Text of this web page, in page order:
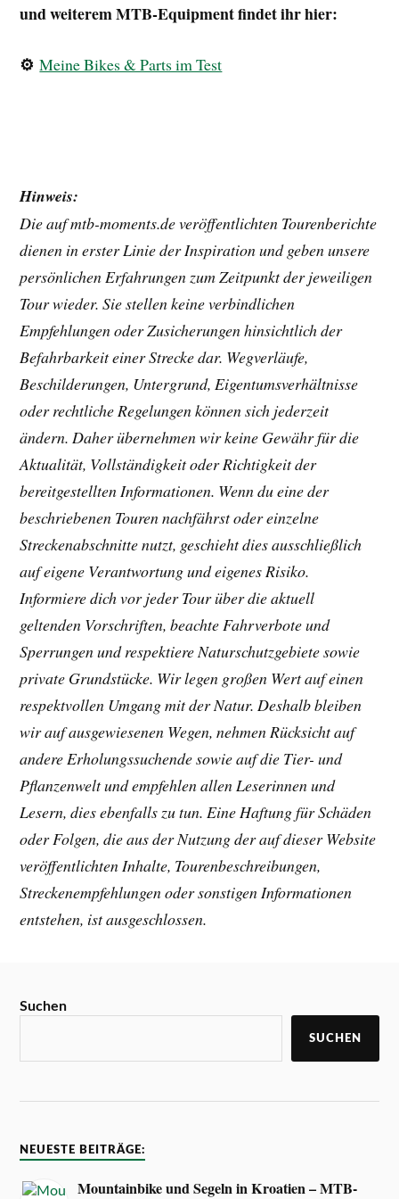
und weiterem MTB-Equipment findet ihr hier:
⚙️ Meine Bikes & Parts im Test
Hinweis:
Die auf mtb-moments.de veröffentlichten Tourenberichte
dienen in erster Linie der Inspiration und geben unsere
persönlichen Erfahrungen zum Zeitpunkt der jeweiligen
Tour wieder. Sie stellen keine verbindlichen
Empfehlungen oder Zusicherungen hinsichtlich der
Befahrbarkeit einer Strecke dar. Wegverläufe,
Beschilderungen, Untergrund, Eigentumsverhältnisse
oder rechtliche Regelungen können sich jederzeit
ändern. Daher übernehmen wir keine Gewähr für die
Aktualität, Vollständigkeit oder Richtigkeit der
bereitgestellten Informationen. Wenn du eine der
beschriebenen Touren nachfährst oder einzelne
Streckenabschnitte nutzt, geschieht dies ausschließlich
auf eigene Verantwortung und eigenes Risiko.
Informiere dich vor jeder Tour über die aktuell
geltenden Vorschriften, beachte Fahrverbote und
Sperrungen und respektiere Naturschutzgebiete sowie
private Grundstücke. Wir legen großen Wert auf einen
respektvollen Umgang mit der Natur. Deshalb bleiben
wir auf ausgewiesenen Wegen, nehmen Rücksicht auf
andere Erholungssuchende sowie auf die Tier- und
Pflanzenwelt und empfehlen allen Leserinnen und
Lesern, dies ebenfalls zu tun. Eine Haftung für Schäden
oder Folgen, die aus der Nutzung der auf dieser Website
veröffentlichten Inhalte, Tourenbeschreibungen,
Streckenempfehlungen oder sonstigen Informationen
entstehen, ist ausgeschlossen.
Suchen
SUCHEN
NEUESTE BEITRÄGE:
Mountainbike und Segeln in Kroatien – MTB-